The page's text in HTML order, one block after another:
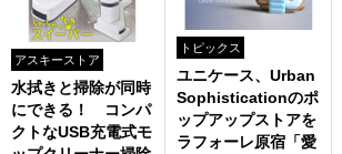
アスキーストア
水拭きと掃除が同時
にできる！ コンパ
クトなUSB充電式モ
トピックス
ユニケース、Urban
Sophisticationのポ
ップアップストアを
ラフォーレ原宿「愛